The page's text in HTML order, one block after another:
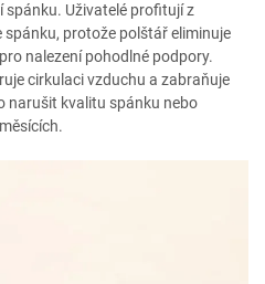
Uživatelé profitují z
spánku, protože polštář eliminuje
nalezení pohodlné podpory.
cirkulaci vzduchu a zabraňuje
narušit kvalitu spánku nebo